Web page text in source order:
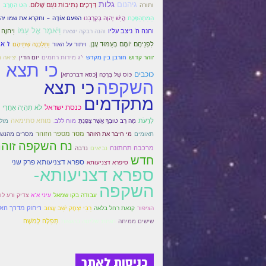
ותורה גיהנום גלות דְּרָכֶים נְתִיבוֹת נֹעַם שָׁלוֹם. הַט הַחֶרֶב
הַמִּתְהַפֶּכֶת הֲיֵשׁ יְהוָה בְּקִרְבֵּנוּ הפעם אוֹדֶה – ותקרא את שמו
והנה ה' ניצב עליו והנה רבקה יוצאת וַיֹּאמֶר אֶל עַמּוֹ
לִפְנֵיהֶם יוֹמָם בְּעַמּוּד עָנָן. ויתור על האור וַתֵּלַכְנָה שְׁתֵּיהֶם ז'
זוהר קדוש חורבן בין מקדש י"ג מידות רחמים יום הדין
כוכבים כּוֹס שֶׁל בְּרָכָה [כסא דברכתא] כי תצא
השקפהכי תצא
מתקדמים כנסת ישראל לֹא תִהְיֶה אַחֲרֵי
לְרָעֹת מָה רַב טוּבְךָ אֲשֶׁר צָפַנְתָּ מוח ללב. מוחא סתימאה מזל
תאומים מי חיבר את הזוהר מסר מספר הזוהר מסרים
מרכבה תחתונה נביאים נדבה נח השקפה
חדש סיפרא דצניעותא ספרא דצניעותא פרק שני
ספרא דצניעותא-
השקפה עבודה בקו שמאל עיני א"א צדיק ורע לו
הציפור קנאת רחל בלאה רַבִּי יִצְחָק יֹשֵׁב עָצוּב ריחוק מדרך
שישים ממיתה תְּפִלָּה לְמֹשֶׁה
כניסות לאתר